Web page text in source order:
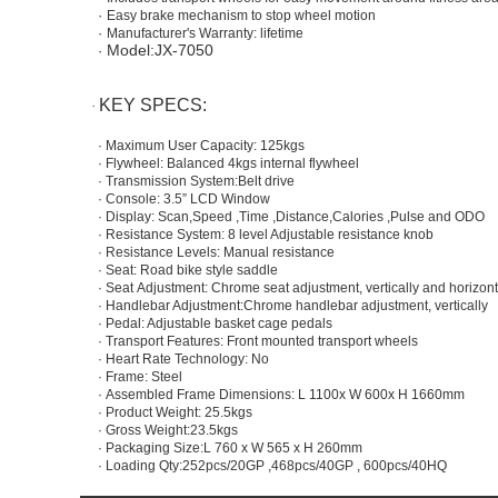
· Easy brake mechanism to stop wheel motion
· Manufacturer's Warranty: lifetime
· Model:JX-7050
· KEY SPECS:
· Maximum User Capacity: 125 kgs
· Flywheel: Balanced 4kgs internal flywheel
· Transmission System:Belt drive
· Console: 3.5” LCD Window
· Display: Scan,Speed ,Time ,Distance,Calories ,Pulse and ODO
· Resistance System: 8 level Adjustable resistance knob
· Resistance Levels: Manual resistance
· Seat: Road bike style saddle
· Seat Adjustment: Chrome seat adjustment, vertically and
· Handlebar Adjustment:Chrome handlebar adjustment, vertically
· Pedal: Adjustable basket cage pedals
· Transport Features: Front mounted transport wheels
· Heart Rate Technology: No
· Frame: Steel
· Assembled Frame Dimensions: L 1100x W600x H 1660mm
· Product Weight: 25.5 kgs
· Gross Weight:23.5kgs
· Packaging Size:L 760 x W 565 x H 260mm
· Loading Qty:252pcs/20GP ,468pcs/40GP , 600pcs/40HQ